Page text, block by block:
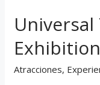
Universal
Atracciones,
The
Exhibition
en
Philadelphia